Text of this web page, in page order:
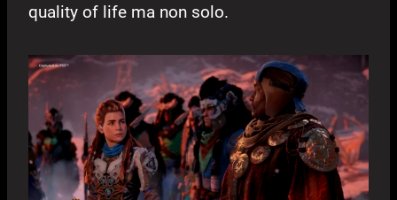
quality of life ma non solo.